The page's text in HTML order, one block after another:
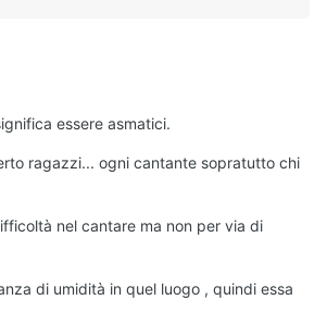
essere asmatici.
ragazzi... ogni cantante sopratutto chi
nel cantare ma non per via di
di umidità in quel luogo , quindi essa